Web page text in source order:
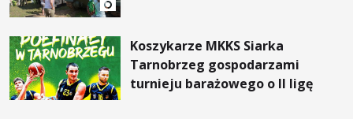
Koszykarze MKKS Siarka
Tarnobrzeg gospodarzami
turnieju barażowego o II ligę